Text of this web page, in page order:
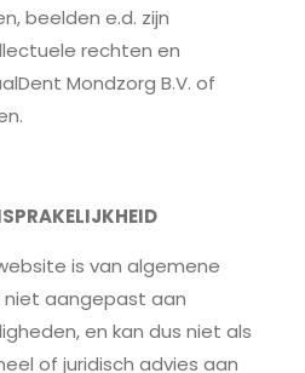
beelden e.d. zijn
rechten en
Mondzorg B.V. of
is van algemene
niet aangepast aan
en kan dus niet als
of juridisch advies aan